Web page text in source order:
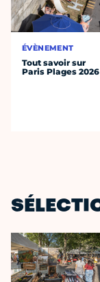
ÉVÈNEMENT
Tout savoir sur
Paris Plages 2026